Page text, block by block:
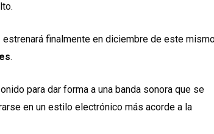
estrenará finalmente en diciembre de este
.
para dar forma a una banda sonora que se
en un estilo electrónico más acorde a la